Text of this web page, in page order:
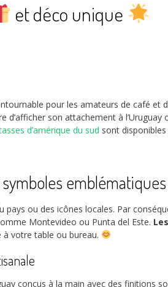
et déco unique
pour les amateurs de café
d’afficher son attachement à
d’amérique du sud sont
emblématiques
ou des icônes locales. Par
Montevideo ou Punta del Este.
votre table ou bureau.
conçus à la main avec des finitions